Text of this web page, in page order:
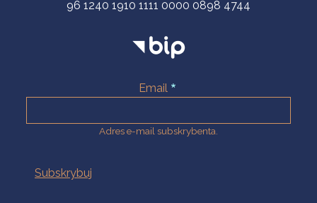
96 1240 1910 1111 0000 0898 4744
Email
Adres e-mail subskrybenta.